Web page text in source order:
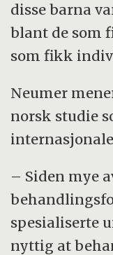
disse barna
blant de som
som fikk
Neumer
norsk studie
– Siden mye
spesialiserte
nyttig at